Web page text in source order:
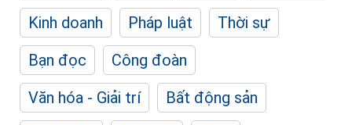
Kinh doanh
Pháp luật
Thời sự
Bạn đọc
Công đoàn
Văn hóa - Giải trí
Bất động sản